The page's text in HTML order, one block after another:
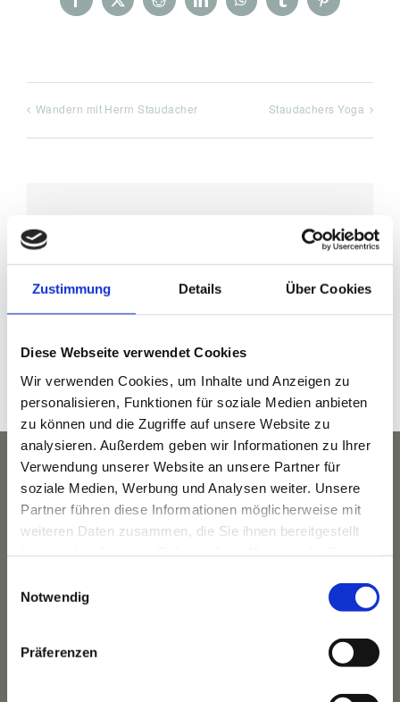
Zustimmung Details Über Cookies
Diese Webseite verwendet Cookies
Wir verwenden Cookies, um Inhalte und Anzeigen zu
personalisieren, Funktionen für soziale Medien anbieten
zu können und die Zugriffe auf unsere Website zu
analysieren. Außerdem geben wir Informationen zu Ihrer
Verwendung unserer Website an unsere Partner für
soziale Medien, Werbung und Analysen weiter. Unsere
Partner führen diese Informationen möglicherweise mit
weiteren Daten zusammen, die Sie ihnen bereitgestellt
Notwendig
Präferenzen
Facebook
X RedditLinkedInWhatsAppTumblrPinterest
Wandern mit Herrn Staudacher Staudachers Yoga
September 16, 2022
8:30 a.m. - 9:30 a.m.
Veranstaltungskategorie:
Yoga